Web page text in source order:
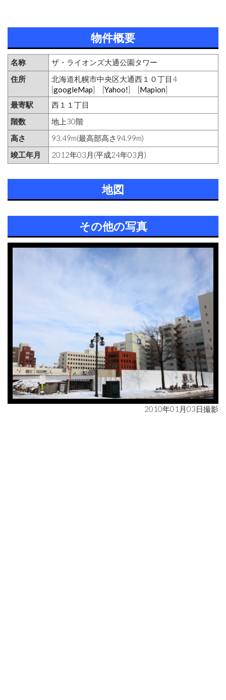
物件概要
名称
ザ・ライオンズ大通公園タワー
住所
北海道札幌市中央区大通西１０丁目4
[googleMap] [Yahoo!] [Mapion]
最寄駅
西１１丁目
階数
地上30階
高さ
93.49m(最高部高さ94.99m)
竣工年月
2012年03月(平成24年03月)
地図
その他の写真
2010年01月03日撮影